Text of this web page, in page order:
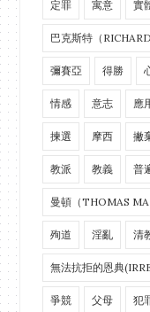
定罪 寓意 實
巴克斯特（
彌賽亞 得勝
情感 意志 應
揀選 摩西 撇
教派 教義 普
曼頓（THOMAS
殉道 淫亂 清
無法抗拒的恩典
爭競 父母 犯